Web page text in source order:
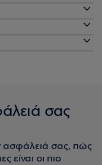
σας
ασφάλειά σας, πώς
είναι οι πιο